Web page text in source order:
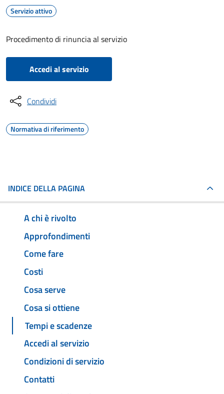
Servizio attivo
Procedimento di rinuncia al servizio
Accedi al servizio
Condividi
Normativa di riferimento
INDICE DELLA PAGINA
A chi è rivolto
Approfondimenti
Come fare
Costi
Cosa serve
Cosa si ottiene
Tempi e scadenze
Accedi al servizio
Condizioni di servizio
Contatti